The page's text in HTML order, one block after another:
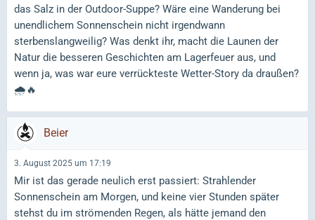
das Salz in der Outdoor-Suppe? Wäre eine Wanderung bei
unendlichem Sonnenschein nicht irgendwann
sterbenslangweilig? Was denkt ihr, macht die Launen der
Natur die besseren Geschichten am Lagerfeuer aus, und
wenn ja, was war eure verrückteste Wetter-Story da draußen?
🌧️🔥
Beier
3. August 2025 um 17:19
Mir ist das gerade neulich erst passiert: Strahlender
Sonnenschein am Morgen, und keine vier Stunden später
stehst du im strömenden Regen, als hätte jemand den